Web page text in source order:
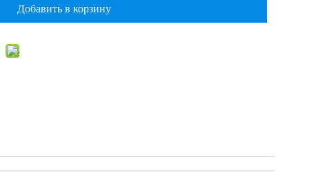
Добавить в корзину